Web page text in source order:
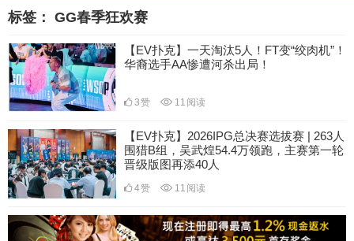
标签： GG春季狂欢赛
【EV扑克】一天淘汰5人！FT变“绞肉机”！
华裔选手AA惨遭河杀出局！
3赞 11 阅读
【EV扑克】2026IPG总决赛选拔赛 | 263人
围猎B组，吴武煌54.4万领跑，主赛第一轮
晋级版图再添40人
4赞 11 阅读